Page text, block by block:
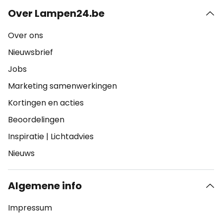
Over Lampen24.be
Over ons
Nieuwsbrief
Jobs
Marketing samenwerkingen
Kortingen en acties
Beoordelingen
Inspiratie | Lichtadvies
Nieuws
Algemene info
Impressum